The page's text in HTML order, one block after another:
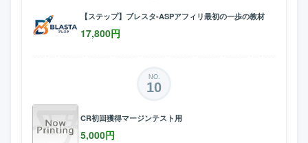
【ステップ】ブレスタ-ASPアフィリ最初の一歩の教材
17,800円
NO.
10
CR初回獲得マージンテスト用
5,000円